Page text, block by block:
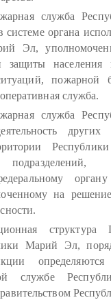
служба
органа
Эл,
защиты населения
пожарной
служба.
служба
органу
на
структура
Марий Эл,
службе